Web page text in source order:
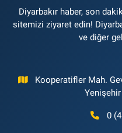
Diyarbakır haber, son
sitemizi ziyaret edin!
ve diğer
Kooperatifler Mah.
Yenişehir
0